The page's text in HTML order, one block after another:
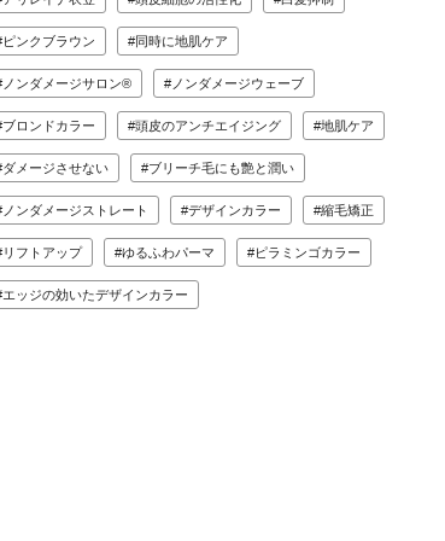
ピンクブラウン 同時に地肌ケア
ノンダメージサロン® ノンダメージウェーブ
ブロンドカラー 頭皮のアンチエイジング 地肌ケア
ダメージさせない ブリーチ毛にも艶と潤い
ノンダメージストレート デザインカラー 縮毛矯正
リフトアップ ゆるふわパーマ ピラミンゴカラー
エッジの効いたデザインカラー